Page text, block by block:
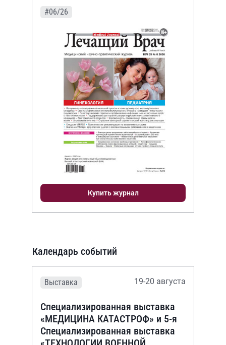
#06/26
Купить журнал
Календарь событий
Выставка 19-20 августа
Специализированная выставка
«МЕДИЦИНА КАТАСТРОФ» и 5-я
Специализированная выставка